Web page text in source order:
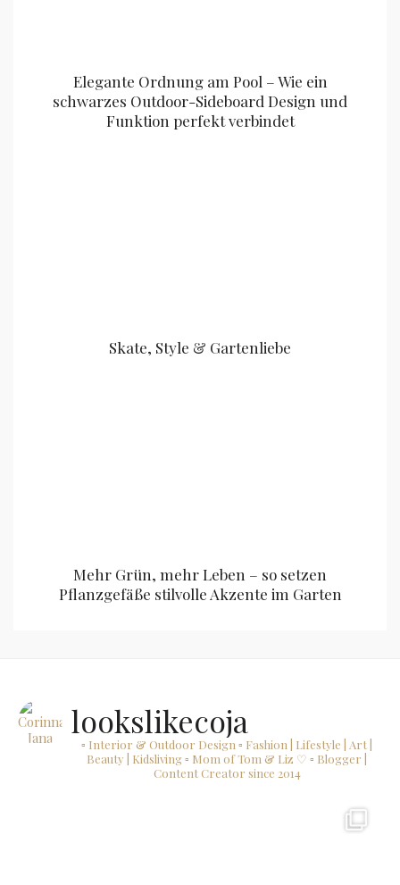
Elegante Ordnung am Pool – Wie ein
schwarzes Outdoor-Sideboard Design und
Funktion perfekt verbindet
Skate, Style & Gartenliebe
Mehr Grün, mehr Leben – so setzen
Pflanzgefäße stilvolle Akzente im Garten
lookslikecoja
▫ Interior & Outdoor Design ▫ Fashion | Lifestyle | Art |
Beauty | Kidsliving▫ Mom of Tom & Liz ♡ ▫ Blogger |
Content Creator since 2014